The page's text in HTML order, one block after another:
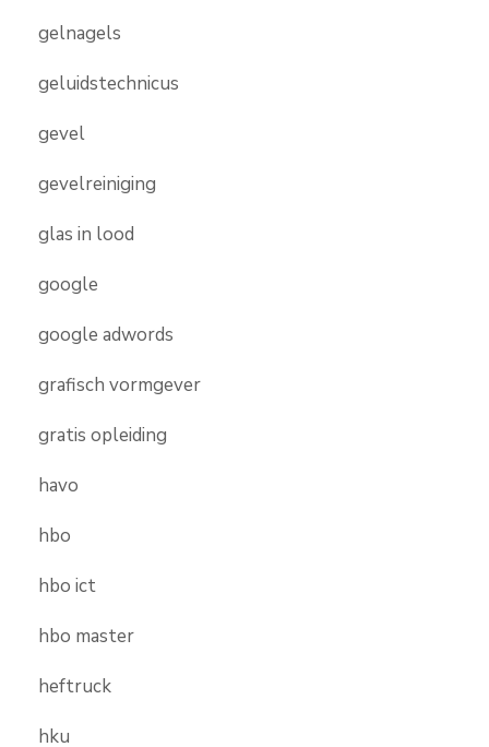
gelnagels
geluidstechnicus
gevel
gevelreiniging
glas in lood
google
google adwords
grafisch vormgever
gratis opleiding
havo
hbo
hbo ict
hbo master
heftruck
hku